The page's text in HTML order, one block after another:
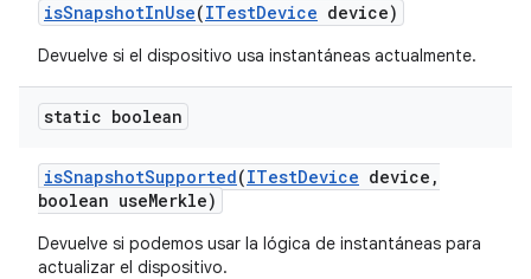
isSnapshotInUse(ITestDevice device)
Devuelve si el dispositivo usa instantáneas actualmente.
static boolean
isSnapshotSupported(ITestDevice device ,
boolean useMerkle)
Devuelve si podemos usar la lógica de instantáneas para
actualizar el dispositivo.